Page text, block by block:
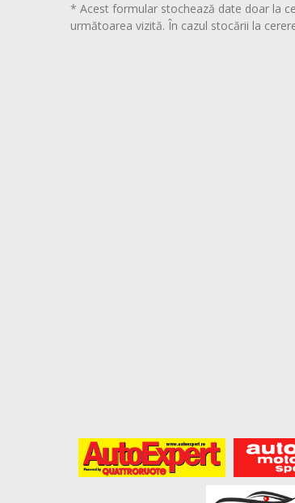
* Acest formular stochează date doar la
următoarea vizită. În cazul stocării la